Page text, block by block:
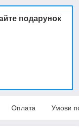
подарунок
Оплата Умови